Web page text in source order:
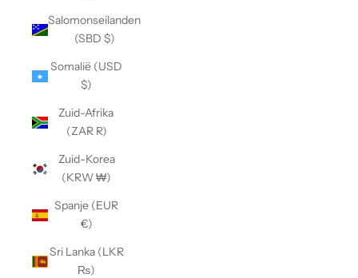
Salomonseilanden
(SBD $)
Somalië (USD
$)
Zuid-Afrika
(ZAR R)
Zuid-Korea
(KRW ₩)
Spanje (EUR
€)
Sri Lanka (LKR
₨)